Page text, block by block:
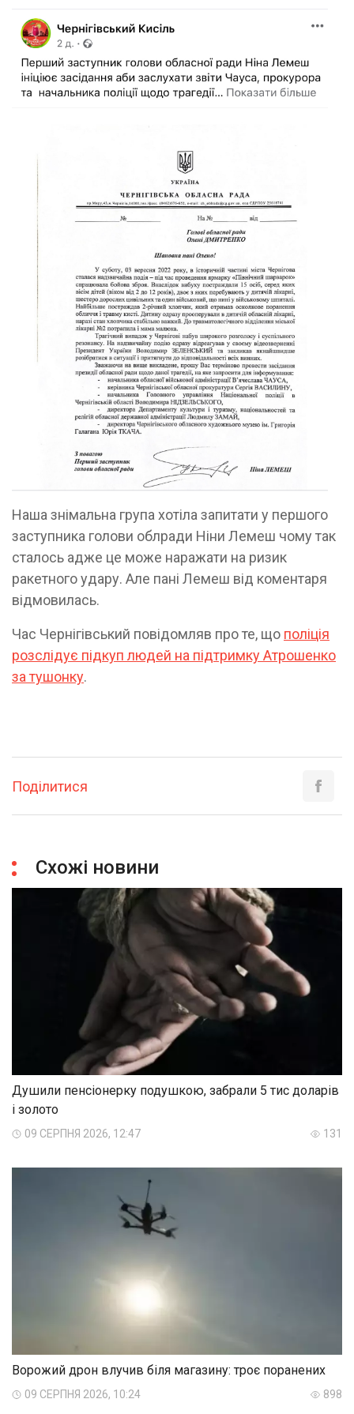
Наша знімальна група хотіла запитати у першого
заступника голови облради Ніни Лемеш чому так
сталось адже це може наражати на ризик
ракетного удару. Але пані Лемеш від коментаря
відмовилась.
Час Чернігівський повідомляв про те, що поліція
розслідує підкуп людей на підтримку Атрошенко
за тушонку.
Поділитися
Схожі новини
Душили пенсіонерку подушкою, забрали 5 тис доларів
і золото
09 СЕРПНЯ 2026, 12:47 131
Ворожий дрон влучив біля магазину: троє поранених
09 СЕРПНЯ 2026, 10:24 898